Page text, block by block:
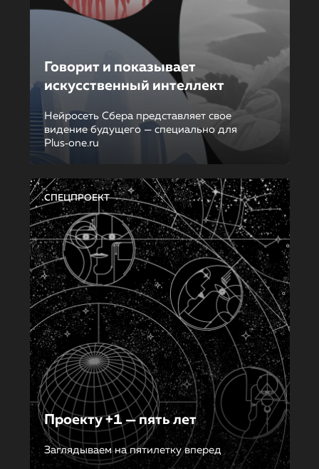
Говорит и показывает
искусственный интеллект
Нейросеть Сбера представляет свое
видение будущего — специально для
Plus‑one.ru
СПЕЦПРОЕКТ
Проекту +1 — пять лет
Заглядываем на пятилетку вперед